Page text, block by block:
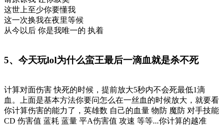
这世上至少你要懂我
这一次换我在夜里等候
从今以后 你是我唯一的 执着
5、今天玩lol为什么蛮王最后一滴血就是杀不死
计算对面伤害 快死的时候，提前放大5秒内不会死最低1滴
血。上面是基本方法你要问怎么在一丝血的时候放大，就要看
你计算伤害的能力了，英雄数 自己的血量 物防 魔防 对手技能
CD 伤害值 蓝耗 蓝量 平A伤害值 攻速 等等...你计算的越准